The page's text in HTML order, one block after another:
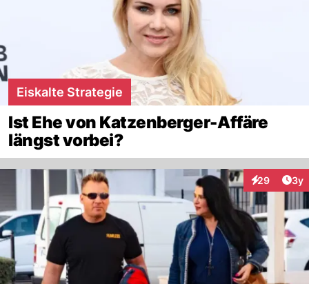
Eiskalte Strategie
Ist Ehe von Katzenberger-Affäre
längst vorbei?
29
Interaktionen
3y